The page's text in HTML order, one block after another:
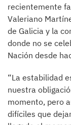
recientemente
Valeriano
de Galicia y la
donde no se
Nación desde
“La estabilidad
nuestra
momento, pero
difíciles que